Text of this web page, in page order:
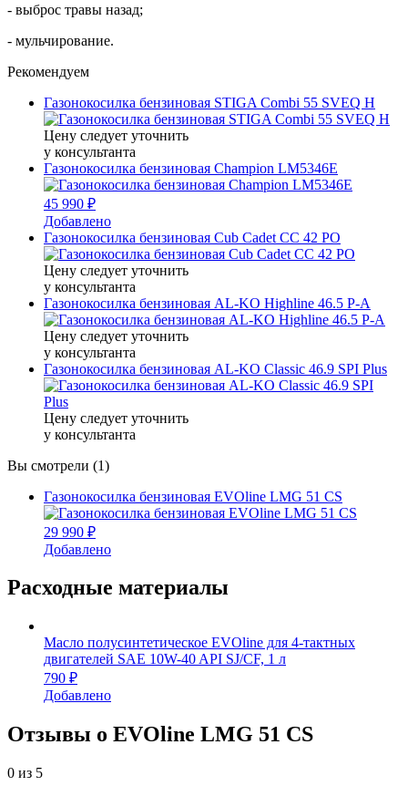
- выброс травы назад;
- мульчирование.
Рекомендуем
Газонокосилка бензиновая STIGA Combi 55 SVEQ H
Цену следует уточнить
у консультанта
Газонокосилка бензиновая Champion LM5346E
45 990 ₽
Добавлено
Газонокосилка бензиновая Cub Cadet CC 42 PO
Цену следует уточнить
у консультанта
Газонокосилка бензиновая AL-KO Highline 46.5 P-A
Цену следует уточнить
у консультанта
Газонокосилка бензиновая AL-KO Classic 46.9 SPI Plus
Цену следует уточнить
у консультанта
Вы смотрели (1)
Газонокосилка бензиновая EVOline LMG 51 CS
29 990 ₽
Добавлено
Расходные материалы
Масло полусинтетическое EVOline для 4-тактных
двигателей SAE 10W-40 API SJ/CF, 1 л
790 ₽
Добавлено
Отзывы о EVOline LMG 51 CS
0 из 5